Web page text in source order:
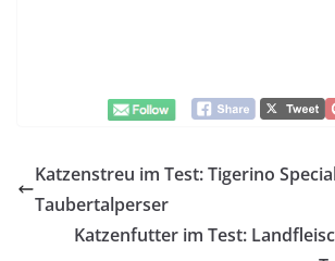
Katzenstreu im Test: Tigerino
Taubertalperser
Katzenfutter im Test: